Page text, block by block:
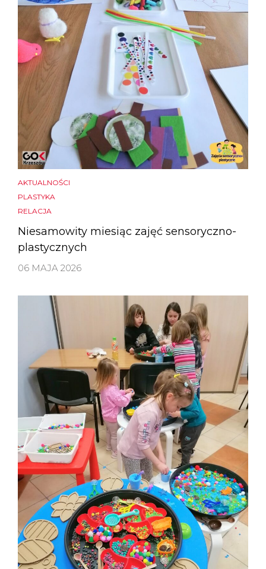
AKTUALNOŚCI
PLASTYKA
RELACJA
Niesamowity miesiąc zajęć sensoryczno-
plastycznych
06 MAJA 2026